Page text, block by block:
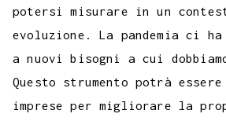
potersi misurare in un
evoluzione. La pandemia ci
a nuovi bisogni a cui
Questo strumento potrà
imprese per migliorare la